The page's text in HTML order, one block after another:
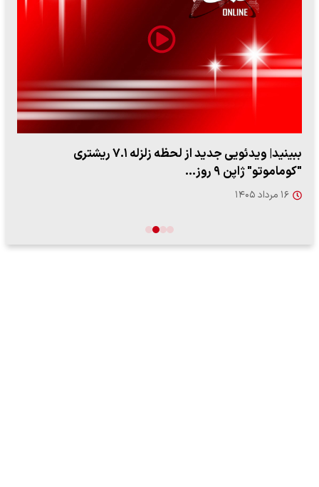
ببینید| ویدئویی جدید از لحظه زلزله ۷.۱ ریشتری
"کوماموتو" ژاپن ۹ روز…
۱۶ مرداد ۱۴۰۵